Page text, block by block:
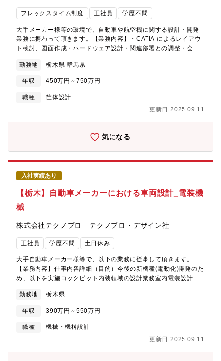
フレックスタイム制度 正社員 学歴不問
大手メーカー様等の環境で、自動車や航空機に関する設計・開発
業務に携わって頂きます。【業務内容】・CATIA によるレイアウ
ト検討、図面作成・ハードウェア設計・関連部署との調整・会議
を超える国内最大の技術ソリューション企業・テクノプログルー
プを牽引する中核企業です。テクノプロ・デザイン社では7,500名
を超えるエンジニアが上場企業を中心にソリューションサービス
を提供しています。
勤務地 栃木県 群馬県
年収 450万円～750万円
職種
筐体設計
更新日 2025.09.11
気になる
入社実績あり
【栃木】自動車メーカーにおける車両設計_電装機
械
株式会社テクノプロ テクノプロ・デザイン社
正社員 学歴不問 土日休み
大手自動車メーカー様等で、以下の業務に従事して頂きます。
【業務内容】仕事内容詳細（目的）今後の新機種(電動化)開発のた
め、以下を実施コックピット内装領域の設計業務室内電装設計業
（主に樹脂部品）の設計及び開発業務車体ハーネス及びその取付
関連部品に関する設計業務及びそれに付随する業務・CATIA V5、
V6を用いたレイアウト作業及び出図作業・ワイヤーハーネスおよ
び部品（ブラケット等）の作図・出図、ワイヤーハーネス回路検
検討資料作成■使用ツール：Sharepoint CATIA V6
勤務地 栃木県
年収 390万円～550万円
職種
機械・機構設計
更新日 2025.09.11